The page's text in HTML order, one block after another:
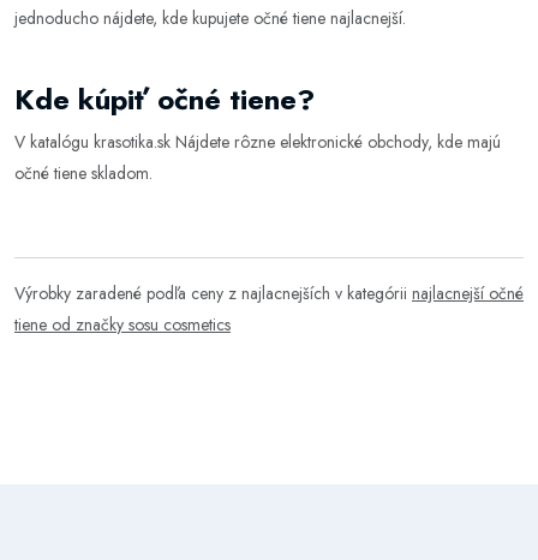
jednoducho nájdete, kde kupujete očné tiene najlacnejší.
Kde kúpiť očné tiene?
V katalógu krasotika.sk Nájdete rôzne elektronické obchody, kde majú
očné tiene skladom.
Výrobky zaradené podľa ceny z najlacnejších v kategórii najlacnejší očné
tiene od značky sosu cosmetics